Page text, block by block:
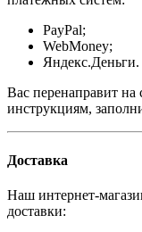
PayPal;
WebMoney;
Яндекс.Деньги.
Вас перенаправит на
инструкциям,
Доставка
Наш интернет-
доставки: